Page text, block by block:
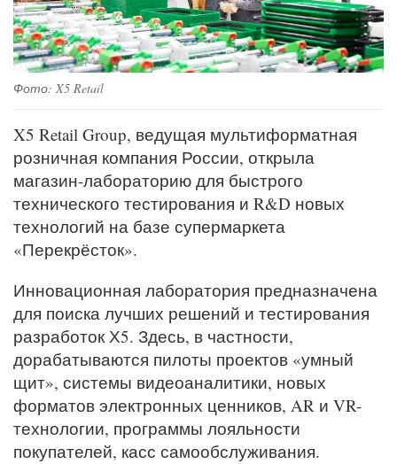
Фото: X5 Retail
X5 Retail Group, ведущая мультиформатная
розничная компания России, открыла
магазин-лабораторию для быстрого
технического тестирования и R&D новых
технологий на базе супермаркета
«Перекрёсток».
Инновационная лаборатория предназначена
для поиска лучших решений и тестирования
разработок Х5. Здесь, в частности,
дорабатываются пилоты проектов «умный
щит», системы видеоаналитики, новых
форматов электронных ценников, AR и VR-
технологии, программы лояльности
покупателей, касс самообслуживания.